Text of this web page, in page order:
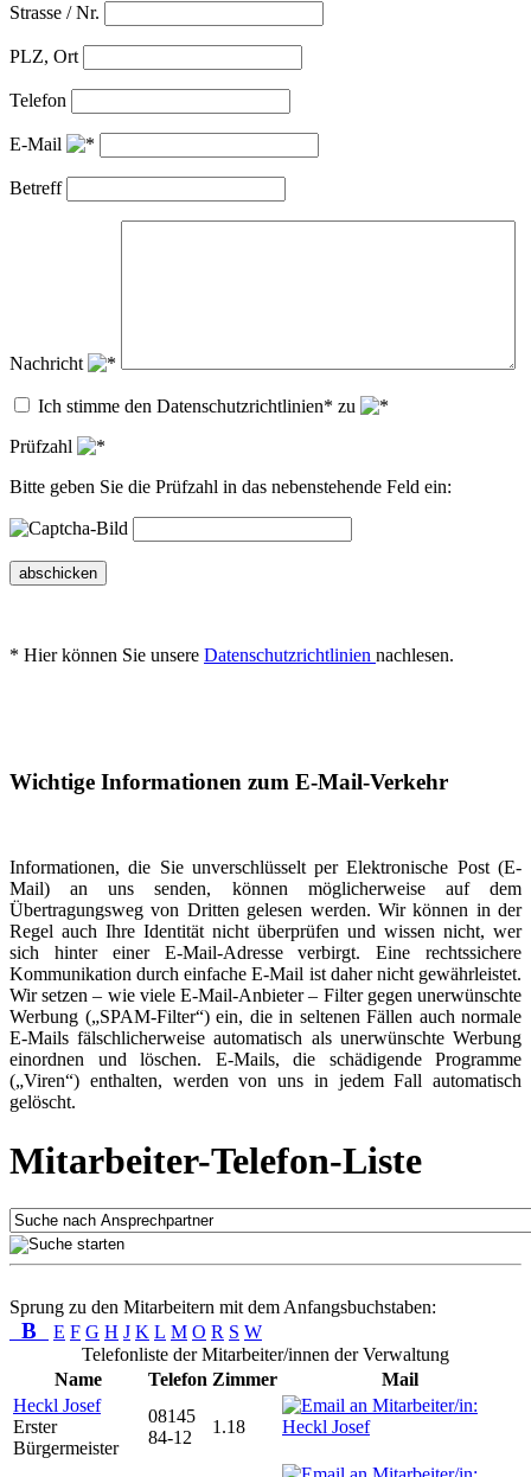
Strasse / Nr.
PLZ, Ort
Telefon
E-Mail
Betreff
Nachricht
Ich stimme den Datenschutzrichtlinien* zu
Prüfzahl
Bitte geben Sie die Prüfzahl in das nebenstehende Feld ein:
abschicken
* Hier können Sie unsere Datenschutzrichtlinien nachlesen.
Wichtige Informationen zum E-Mail-Verkehr
Informationen, die Sie unverschlüsselt per Elektronische Post (E-
Mail) an uns senden, können möglicherweise auf dem
Übertragungsweg von Dritten gelesen werden. Wir können in der
Regel auch Ihre Identität nicht überprüfen und wissen nicht, wer
sich hinter einer E-Mail-Adresse verbirgt. Eine rechtssichere
Kommunikation durch einfache E-Mail ist daher nicht gewährleistet.
Wir setzen – wie viele E-Mail-Anbieter – Filter gegen unerwünschte
Werbung („SPAM-Filter“) ein, die in seltenen Fällen auch normale
E-Mails fälschlicherweise automatisch als unerwünschte Werbung
einordnen und löschen. E-Mails, die schädigende Programme
(„Viren“) enthalten, werden von uns in jedem Fall automatisch
gelöscht.
Mitarbeiter-Telefon-Liste
Sprung zu den Mitarbeitern mit dem Anfangsbuchstaben:
B E F G H J K L M O R S W
Telefonliste der Mitarbeiter/innen der Verwaltung
Name
Telefon Zimmer
Mail
Heckl Josef
Erster
Bürgermeister
08145
84-12
1.18